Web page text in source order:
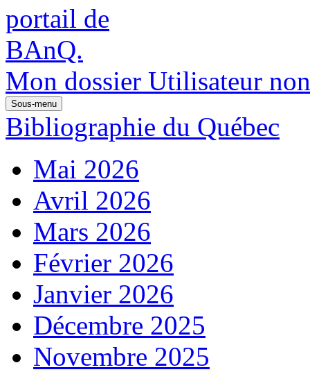
Mon dossier Utilisateur
Sous-menu
Bibliographie du Québec
Mai 2026
Avril 2026
Mars 2026
Février 2026
Janvier 2026
Décembre 2025
Novembre 2025